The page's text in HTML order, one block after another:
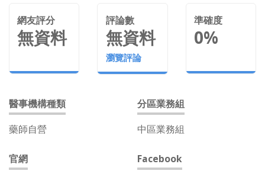
網友評分
無資料
評論數
無資料
瀏覽評論
準確度
0%
醫事機構種類
藥師自營
分區業務組
中區業務組
官網
Facebook